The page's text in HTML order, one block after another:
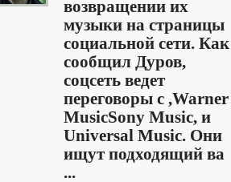
возвращении их
музыки на страницы
социальной сети. Как
сообщил Дуров,
соцсеть ведет
переговоры с ,Warner
MusicSony Music, и
Universal Music. Они
ищут подходящий ва
...